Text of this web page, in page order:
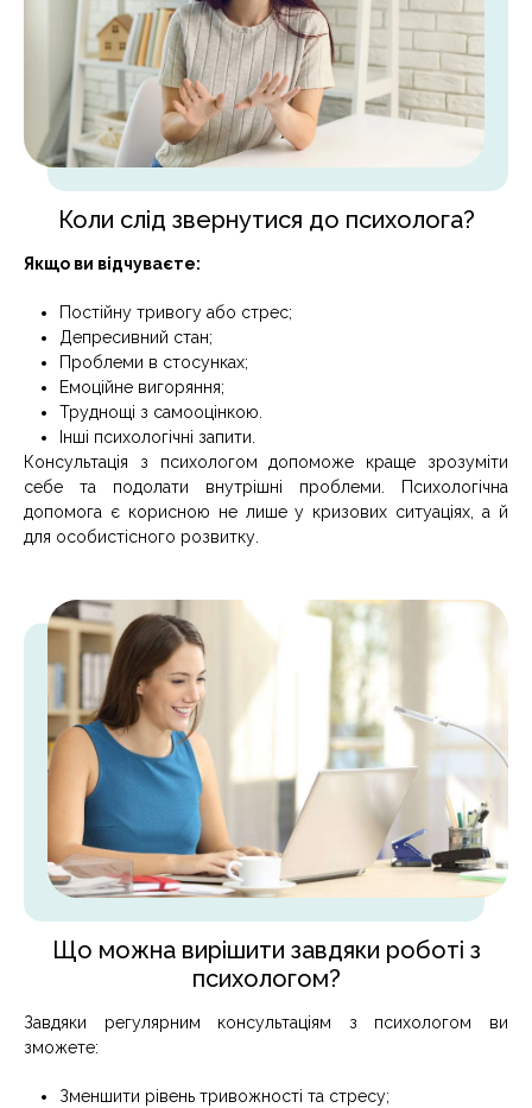
Коли слід звернутися до психолога?
Якщо ви відчуваєте:
Постійну тривогу або стрес;
Депресивний стан;
Проблеми в стосунках;
Емоційне вигоряння;
Труднощі з самооцінкою.
Інші психологічні запити.
Консультація з психологом допоможе краще зрозуміти
себе та подолати внутрішні проблеми. Психологічна
допомога є корисною не лише у кризових ситуаціях, а й
для особистісного розвитку.
Що можна вирішити завдяки роботі з
психологом?
Завдяки регулярним консультаціям з психологом ви
зможете:
Зменшити рівень тривожності та стресу;